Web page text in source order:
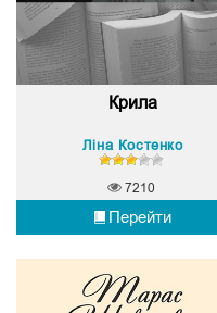
Крила
Ліна Костенко
Перейти
7210